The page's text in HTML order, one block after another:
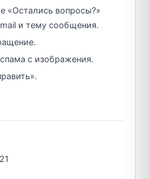
«Остались вопросы?»
и тему сообщения.
с изображения.